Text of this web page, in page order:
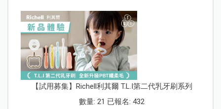
【試用募集】Richell利其爾 T.L.I第二代乳牙刷系列
數量: 21 已報名: 432